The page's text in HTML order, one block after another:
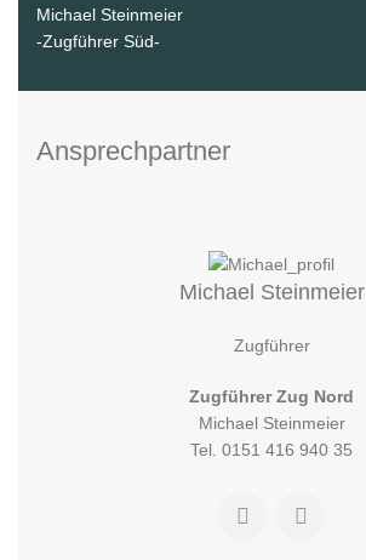
Michael Steinmeier
-Zugführer Süd-
Ansprechpartner
Michael Steinmeier
Zugführer
Zugführer Zug Nord
Michael Steinmeier
Tel. 0151 416 940 35